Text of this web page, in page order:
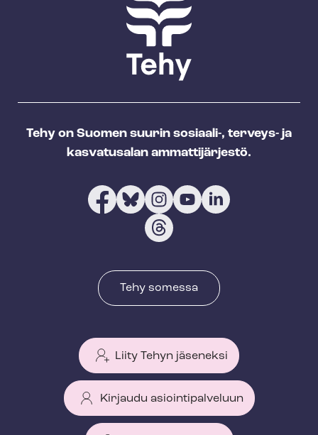
Tehy on Suomen suurin sosiaali-, terveys- ja
kasvatusalan ammattijärjestö.
Tehy somessa
Liity Tehyn jäseneksi
Kirjaudu asiointipalveluun